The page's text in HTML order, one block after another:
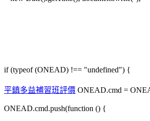
if (typeof (ONEAD) !== "undefined") {
平鎮多益補習班評價 ONEAD.cmd =
ONEAD.cmd.push(function () {